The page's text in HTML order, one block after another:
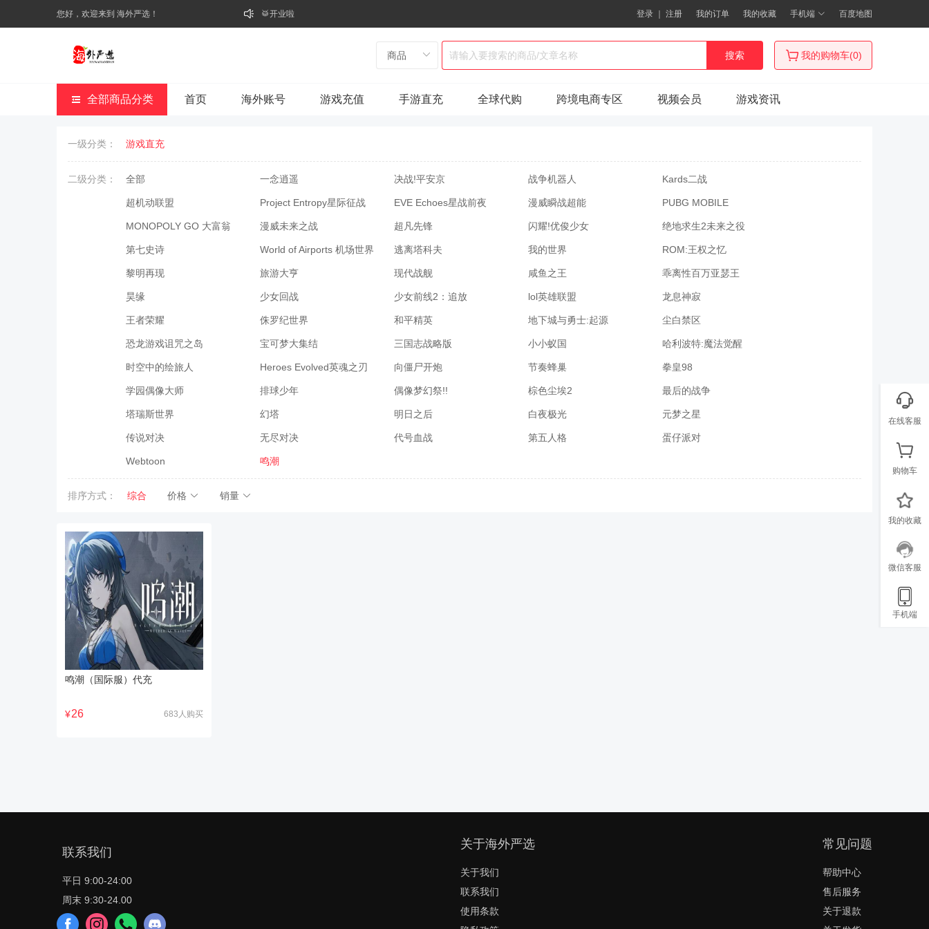
您好，欢迎来到 海外严选！ 🥁开业啦 登录 ｜ 注册 我的订单 我的收藏 手机端 百度地图
搜索 我的购物车(0)
全部商品分类 首页 海外账号 游戏充值 手游直充 全球代购 跨境电商专区 视频会员 游戏资讯
一级分类： 游戏直充
二级分类： 全部 一念逍遥 决战!平安京 战争机器人 Kards二战
超机动联盟 Project Entropy星际征战 EVE Echoes星战前夜 漫威瞬战超能 PUBG MOBILE
MONOPOLY GO 大富翁 漫威未来之战 超凡先锋 闪耀!优俊少女 绝地求生2未来之役
第七史诗 World of Airports 机场世界 逃离塔科夫 我的世界 ROM:王权之忆
黎明再现 旅游大亨 现代战舰 咸鱼之王 乖离性百万亚瑟王
昊缘 少女回战 少女前线2：追放 lol英雄联盟 龙息神寂
王者荣耀 侏罗纪世界 和平精英 地下城与勇士:起源 尘白禁区
恐龙游戏诅咒之岛 宝可梦大集结 三国志战略版 小小蚁国 哈利波特:魔法觉醒
时空中的绘旅人 Heroes Evolved英魂之刃 向僵尸开炮 节奏蜂巢 拳皇98
学园偶像大师 排球少年 偶像梦幻祭!! 棕色尘埃2 最后的战争
塔瑞斯世界 幻塔 明日之后 白夜极光 元梦之星
传说对决 无尽对决 代号血战 第五人格 蛋仔派对
Webtoon 鸣潮
排序方式： 综合 价格 销量
鸣潮（国际服）代充
¥26 683人购买
联系我们
平日 9:00-24:00
周末 9:30-24.00
关于海外严选
关于我们
联系我们
使用条款
常见问题
帮助中心
售后服务
关于退款
在线客服
购物车
我的收藏
微信客服
手机端